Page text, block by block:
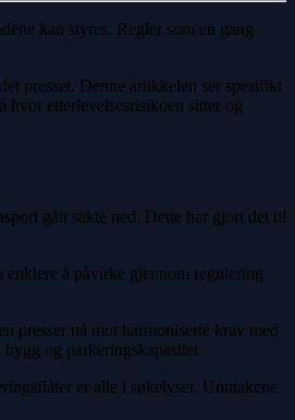
kan styres. Regler som en gang
presset. Denne artikkelen ser spesifikt
etterlevelsesrisikoen sitter og
gått sakte ned. Dette har gjort det til
å påvirke gjennom regulering
presser nå mot harmoniserte krav med
og parkeringskapasitet.
er alle i søkelyset. Unntakene